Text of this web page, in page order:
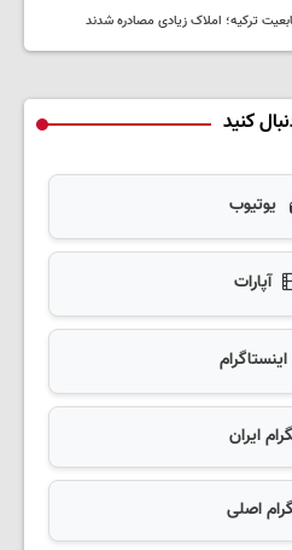
ترکیه؛ املاک زیادی مصادره شدند
کنید
یوتیوب
آپارات
اینستاگرام
ایران
اصلی